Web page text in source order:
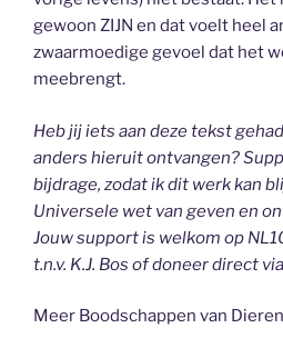
gewoon ZIJN en dat voelt heel
zwaarmoedige gevoel dat het
meebrengt.
Heb jij iets aan deze tekst
anders hieruit ontvangen?
bijdrage, zodat ik dit werk kan
Universele wet van geven en
Jouw support is welkom op
t.n.v. K.J. Bos of doneer direct
Meer Boodschappen van